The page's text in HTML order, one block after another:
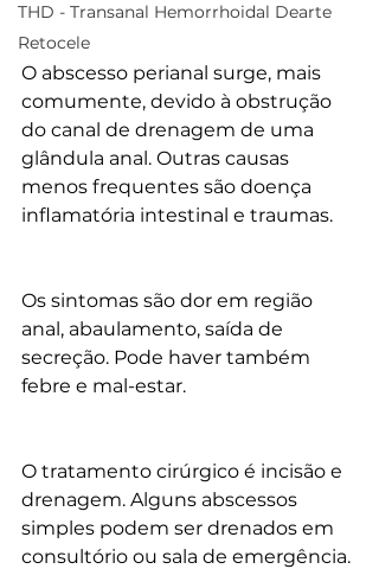
THD - Transanal Hemorrhoidal Dearte
Retocele
O abscesso perianal surge, mais
comumente, devido à obstrução
do canal de drenagem de uma
glândula anal. Outras causas
menos frequentes são doença
inflamatória intestinal e traumas.
Os sintomas são dor em região
anal, abaulamento, saída de
secreção. Pode haver também
febre e mal-estar.
O tratamento cirúrgico é incisão e
drenagem. Alguns abscessos
simples podem ser drenados em
consultório ou sala de emergência.